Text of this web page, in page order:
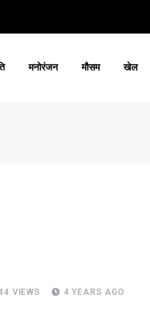
मनोरंजन मौसम खेल
VIEWS 4 YEARS AGO